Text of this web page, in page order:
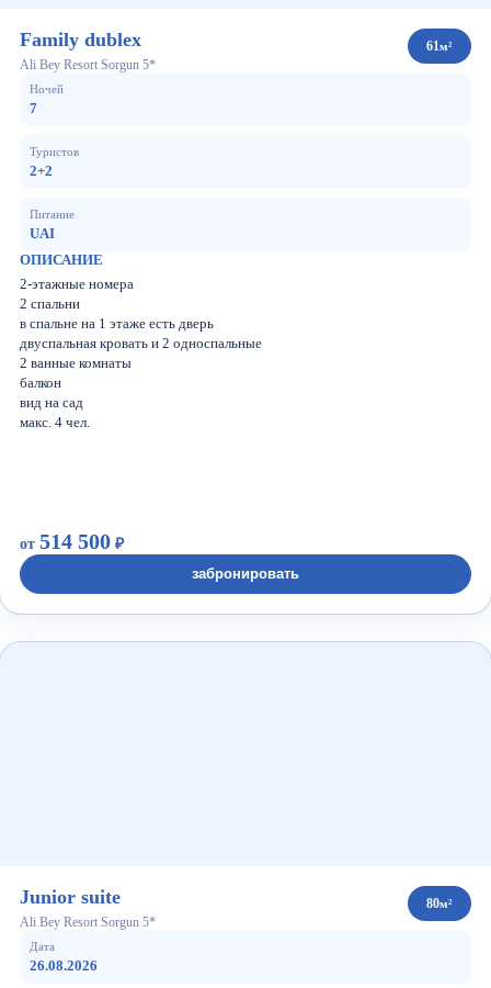
Family dublex
Ali Bey Resort Sorgun 5*
61м²
Ночей
7
Туристов
2+2
Питание
UAI
ОПИСАНИЕ
2-этажные номера
2 спальни
в спальне на 1 этаже есть дверь
двуспальная кровать и 2 односпальные
2 ванные комнаты
балкон
вид на сад
макс. 4 чел.
от514 500 ₽
забронировать
Junior suite
Ali Bey Resort Sorgun 5*
80м²
Дата
26.08.2026